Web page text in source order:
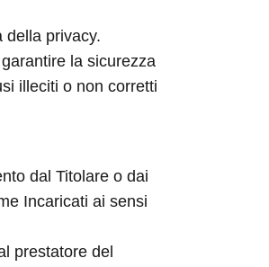
della privacy.
la sicurezza
illeciti o non corretti
dal Titolare o dai
Incaricati ai sensi
prestatore del